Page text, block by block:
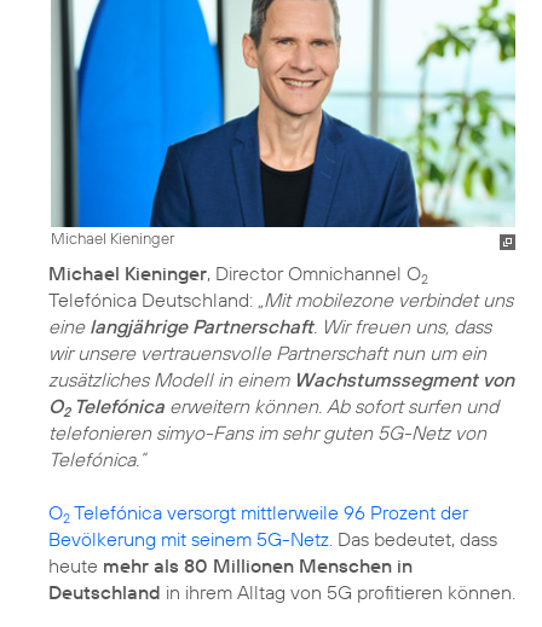
Michael Kieninger
Michael Kieninger, Director Omnichannel O2
Telefónica Deutschland: „Mit mobilezone verbindet uns
eine langjährige Partnerschaft. Wir freuen uns, dass
wir unsere vertrauensvolle Partnerschaft nun um ein
zusätzliches Modell in einem Wachstumssegment von
O2Telefónica erweitern können. Ab sofort surfen und
telefonieren simyo-Fans im sehr guten 5G-Netz von
Telefónica.”
O2 Telefónica versorgt mittlerweile 96 Prozent der
Bevölkerung mit seinem 5G-Netz . Das bedeutet, dass
heute mehr als 80 Millionen Menschen in
Deutschland in ihrem Alltag von 5G profitieren können.